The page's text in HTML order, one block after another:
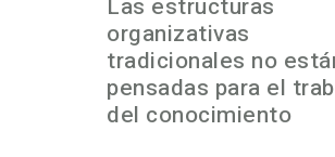
Las estructuras
organizativas
tradicionales no
pensadas para el
del conocimiento